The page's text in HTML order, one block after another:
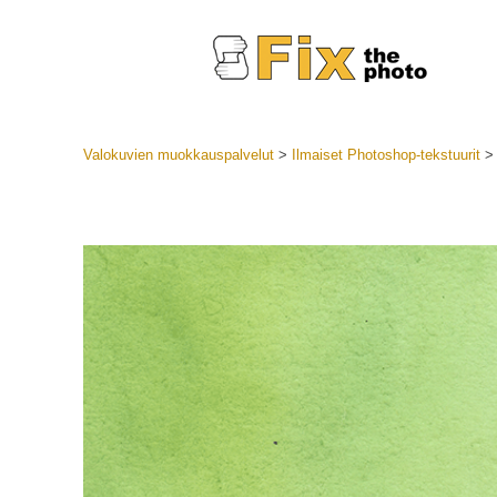
Parhaan
Valokuvien muokkauspalvelut> Ilmaiset Photoshop-tekstuurit>